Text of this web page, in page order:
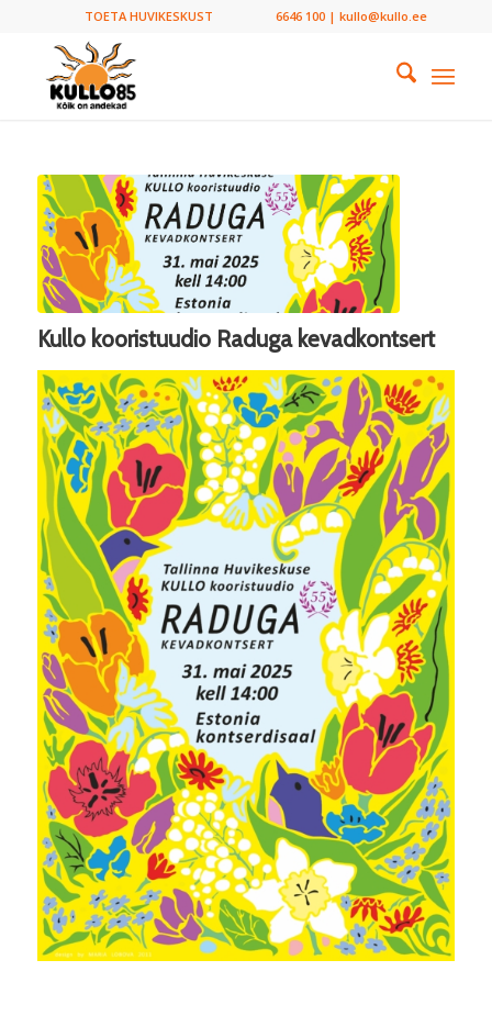
TOETA HUVIKESKUST 6646 100 | kullo@kullo.ee
Kullo kooristuudio Raduga kevadkontsert